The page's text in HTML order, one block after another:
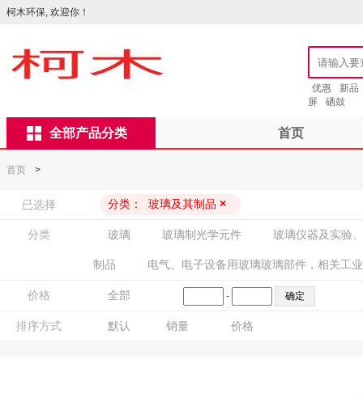
柯木环保, 欢迎你！
优惠
新品
屏
硒鼓
全部产品分类 首页
首页 >
已选择 分类： 玻璃及其制品 ×
分类 玻璃 玻璃制光学元件 玻璃仪器及实验
制品 电气、电子设备用玻璃玻璃部件，相关工
价格 全部 -
排序方式 默认 销量 价格